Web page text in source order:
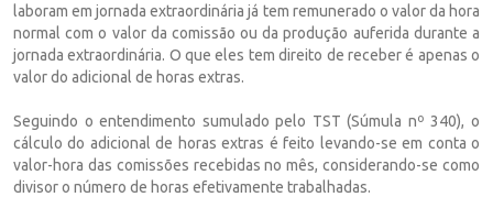
laboram em jornada extraordinária já tem remunerado o valor da hora
normal com o valor da comissão ou da produção auferida durante a
jornada extraordinária. O que eles tem direito de receber é apenas o
valor do adicional de horas extras.
Seguindo o entendimento sumulado pelo TST (Súmula nº 340), o
cálculo do adicional de horas extras é feito levando-se em conta o
valor-hora das comissões recebidas no mês, considerando-se como
divisor o número de horas efetivamente trabalhadas.